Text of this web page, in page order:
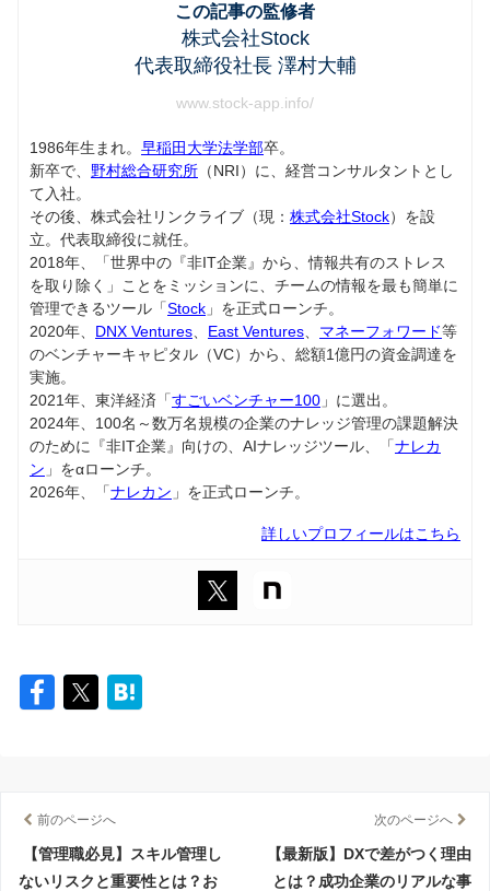
この記事の監修者
株式会社Stock
代表取締役社長 澤村大輔
www.stock-app.info/
1986年生まれ。 早稲田大学法学部卒。
新卒で、 野村総合研究所 （NRI）に、経営コンサルタントとし
て入社。
その後、株式会社リンクライブ（現： 株式会社Stock）を設
立。代表取締役に就任。
2018年、「世界中の『非IT企業』から、情報共有のストレス
を取り除く」ことをミッションに、チームの情報を最も簡単に
管理できるツール「Stock 」を正式ローンチ。
2020年、 DNX Ventures East Ventures マネーフォワード等
のベンチャーキャピタル（VC）から、総額1億円の資金調達を
実施。
2021年、東洋経済「すごいベンチャー100 」に選出。
2024年、100名～数万名規模の企業のナレッジ管理の課題解決
のために『非IT企業』向けの、AIナレッジツール、「ナレカ
ン 」をαローンチ。
2026年、「ナレカン 」を正式ローンチ。
詳しいプロフィールはこちら
前のページへ
【管理職必見】スキル管理し
ないリスクと重要性とは？お
次のページへ
【最新版】DXで差がつく理由
とは？成功企業のリアルな事